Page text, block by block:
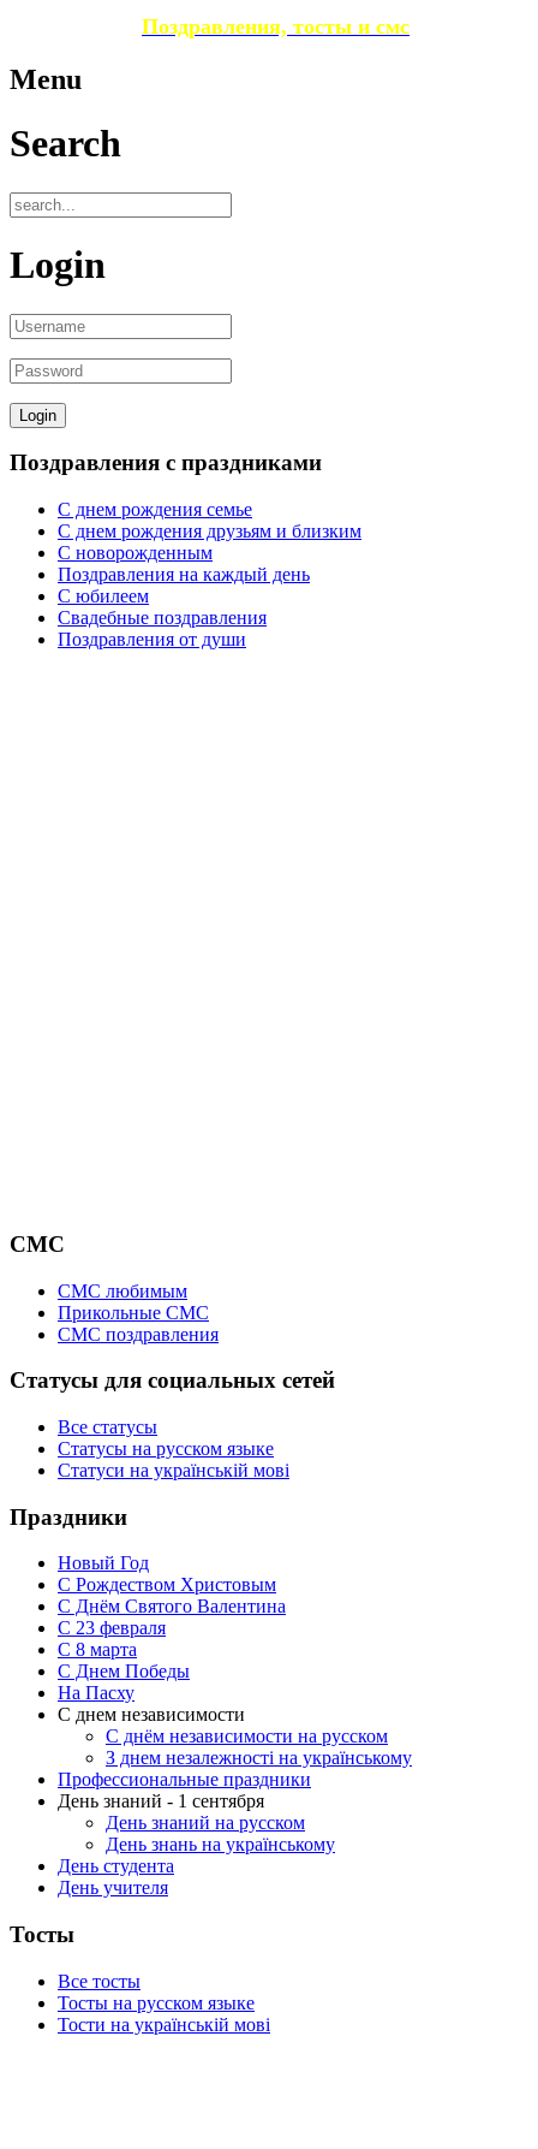
Поздравления, тосты и смс
Menu
Search
Login
Поздравления с праздниками
С днем рождения семье
С днем рождения друзьям и близким
C новорожденным
Поздравления на каждый день
С юбилеем
Свадебные поздравления
Поздравления от души
СМС
СМС любимым
Прикольные СМС
СМС поздравления
Статусы для социальных сетей
Все статусы
Статусы на русском языке
Статуси на українській мові
Праздники
Новый Год
С Рождеством Христовым
С Днём Святого Валентина
С 23 февраля
C 8 марта
С Днем Победы
На Пасху
С днем независимости
С днём независимости на русском
З днем незалежності на українському
Профессиональные праздники
День знаний - 1 сентября
День знаний на русском
День знань на українському
День студента
День учителя
Тосты
Все тосты
Тосты на русском языке
Тости на українській мові